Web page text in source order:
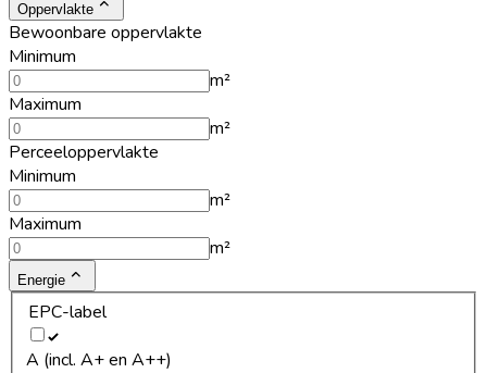
Oppervlakte
Bewoonbare oppervlakte
Minimum
m²
Maximum
m²
Perceeloppervlakte
Minimum
m²
Maximum
m²
Energie
EPC-label
A (incl. A+ en A++)